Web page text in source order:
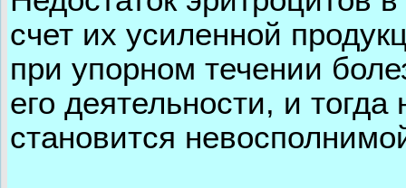
счет их усиленной
при упорном течении
его деятельности, и тогда
становится